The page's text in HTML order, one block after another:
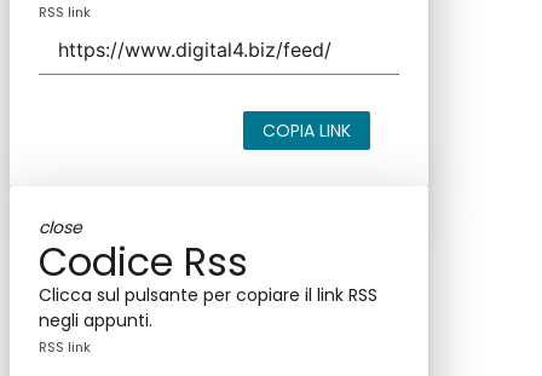
RSS link
COPIA LINK
close
Codice Rss
Clicca sul pulsante per copiare il link RSS
negli appunti.
RSS link